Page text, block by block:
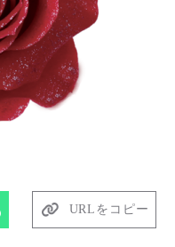
URLをコピー